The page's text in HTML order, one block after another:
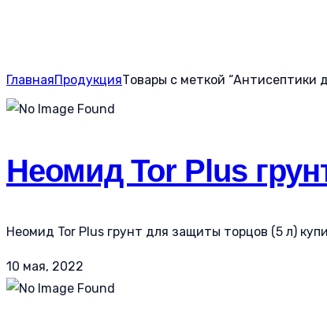
ГлавнаяПродукцияТовары с меткой “Антисептики
Неомид Tor Plus
Неомид Tor Plus грунт для защиты торцов (5 л)
10 мая, 2022